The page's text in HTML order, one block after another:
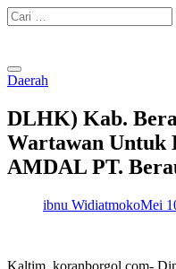
Skip
to
Cari
untuk:
Daerah
DLHK) Kab.
Wartawan
AMDAL PT.
ibnu WidiatmokoMei
Kaltim, koranborgol.com-